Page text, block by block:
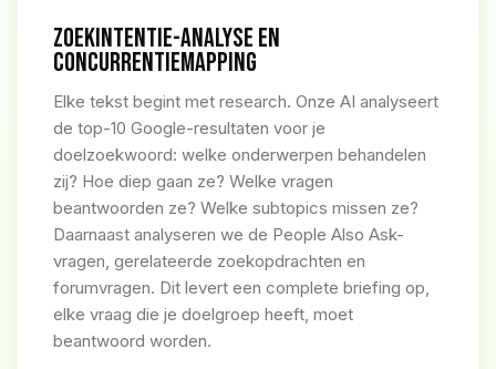
ZOEKINTENTIE-ANALYSE EN
CONCURRENTIEMAPPING
Elke tekst begint met research. Onze AI analyseert
de top-10 Google-resultaten voor je
doelzoekwoord: welke onderwerpen behandelen
zij? Hoe diep gaan ze? Welke vragen
beantwoorden ze? Welke subtopics missen ze?
Daarnaast analyseren we de People Also Ask-
vragen, gerelateerde zoekopdrachten en
forumvragen. Dit levert een complete briefing op,
elke vraag die je doelgroep heeft, moet
beantwoord worden.